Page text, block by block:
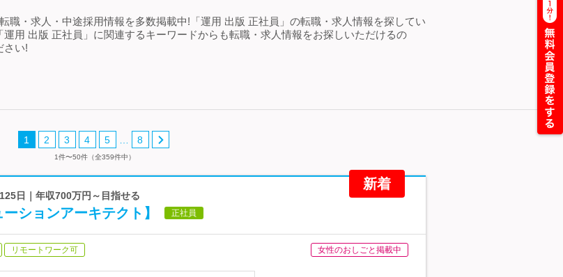
職・求人・中途採用情報を多数掲載中!「運用 出版 正社員」の転職・求人情報を探してい
用 出版 正社員」に関連するキーワードからも転職・求人情報をお探しいただけるの
さい!
1 2 3 4 5 8
1件〜50件（全359件中）
新着
日｜年収700万円～目指せる
ションアーキテクト】 正社員
リモートワーク可 女性のおしごと掲載中